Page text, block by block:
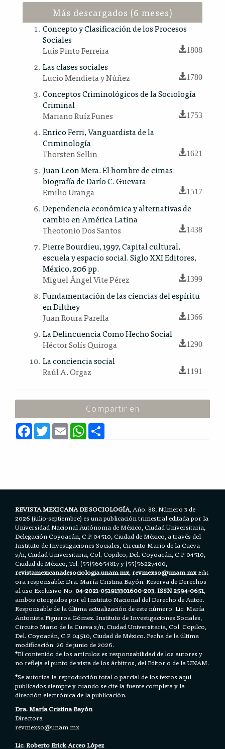
Más descargados (6 meses)
Concepto y Clasificación de los Procesos
Sociales
Luis Pinto Ferreira
1808
Las clases sociales
Lucio Mendieta y Núñez
1780
Conceptos Criminológicos de la Sociología
Criminal
Mariano Ruíz Funes
1753
Enrico Ferri, Vanguardista de la
Criminología
Thorsten Sellin
1621
Juan Leon Mera. El hombre de cimas:
biografía de Darío C. Guevara
Emilio Uranga
1517
Dependencia económica y alternativas de
cambio en América Latina
Theotonio Dos Santos
1438
Pierre Bourdieu, 1997, Capital cultural,
escuela y espacio social. Siglo XXI Editores,
México, 206 pp.
Miguel Ángel Vite Pérez
1399
Fundamentación de las ciencias del espíritu
en Dilthey
Juan Roura Parella
1366
La Delincuencia Como Hecho Social
Héctor Solís Quiroga
1290
La conciencia social
Raúl A. Orgaz
1191
Compartir en
F
a
c
T
w
E
m
a
W
h
a
REVISTA MEXICANA DE SOCIOLOGÍA, Año. 88, Número 3 de
2026 (julio-septiembre) es una publicación trimestral editada por la
Universidad Nacional Autónoma de México, Ciudad Universitaria,
Delegación Coyoacán, C.P. 04510, Ciudad de México, a través del
Instituto de Investigaciones Sociales, Circuito Mario de la Cueva
s/n, Ciudad Universitaria, Col. Copilco, Del. Coyoacán, C.P. 04510,
Ciudad de México, Tel. (55)56654817 y (55)56227400,
revistamexicanadesociologia.unam.mx,revmexso@unam.mxEdit
ora responsable: Dra. María Cristina Bayón. Reserva de Derechos
al uso Exclusivo No.04-2021-051913301600-203,ISSN 2594-0651,
ambos otorgados por el Instituto Nacional del Derecho de Autor.
Responsable de la última actualización de este número: Lic. María
Antonieta Figueroa Gómez. Instituto de Investigaciones Sociales,
Circuito Mario de la Cueva s/n, Ciudad Universitaria, Col. Copilco,
Del. Coyoacán, C.P. 04510, Ciudad de México. Fecha de la última
modificación: 26 de junio de 2026.
*El contenido de los artículos es responsabilidad de los autores y
no refleja el punto de vista de los árbitros, del Editor o de la UNAM.
*Se autoriza la reproducción total o parcial de los textos aquí
publicados siempre y cuando se cite la fuente completa y la
dirección electrónica de la publicación.
Dra. María Cristina Bayón
Directora
revmexso@unam.mx
Lic. Roberto Erick Arceo López